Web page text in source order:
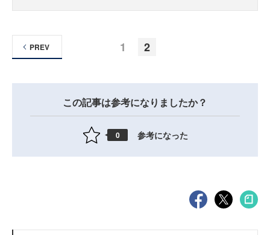
1 2
PREV
この記事は参考になりましたか？
0 参考になった